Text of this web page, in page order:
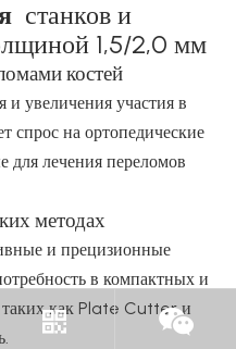
станков и
1,5/2,0 мм
костей
и увеличения участия в
спрос на ортопедические
для лечения переломов
методах
и прецизионные
в компактных и
таких как Plate Cutter и